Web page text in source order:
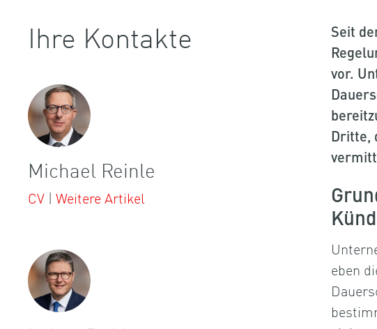
Ihre Kontakte
Michael Reinle
CV | Weitere Artikel
Seit
vor.
Dritte,
eben